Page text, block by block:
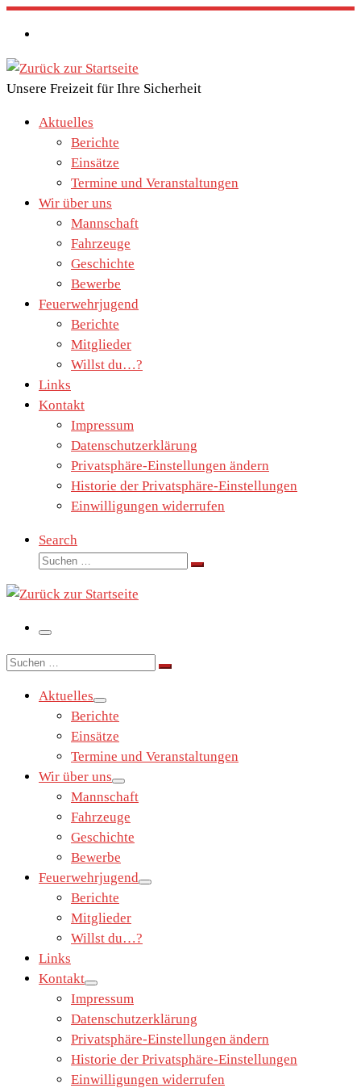
Zum
Inhalt
springen
Unsere Freizeit für Ihre Sicherheit
Aktuelles
Berichte
Einsätze
Termine und Veranstaltungen
Wir über uns
Mannschaft
Fahrzeuge
Geschichte
Bewerbe
Feuerwehrjugend
Berichte
Mitglieder
Willst du…?
Links
Kontakt
Impressum
Datenschutzerklärung
Privatsphäre-Einstellungen ändern
Historie der Privatsphäre-Einstellungen
Einwilligungen widerrufen
Search
Suche
Suchen …
Menü
Suche
Suchen …
Aktuelles
Berichte
Einsätze
Termine und Veranstaltungen
Wir über uns
Mannschaft
Fahrzeuge
Geschichte
Bewerbe
Feuerwehrjugend
Berichte
Mitglieder
Willst du…?
Links
Kontakt
Impressum
Datenschutzerklärung
Privatsphäre-Einstellungen ändern
Historie der Privatsphäre-Einstellungen
Einwilligungen widerrufen